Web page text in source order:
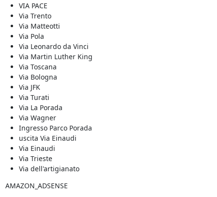
VIA PACE
Via Trento
Via Matteotti
Via Pola
Via Leonardo da Vinci
Via Martin Luther King
Via Toscana
Via Bologna
Via JFK
Via Turati
Via La Porada
Via Wagner
Ingresso Parco Porada
uscita Via Einaudi
Via Einaudi
Via Trieste
Via dell'artigianato
AMAZON_ADSENSE